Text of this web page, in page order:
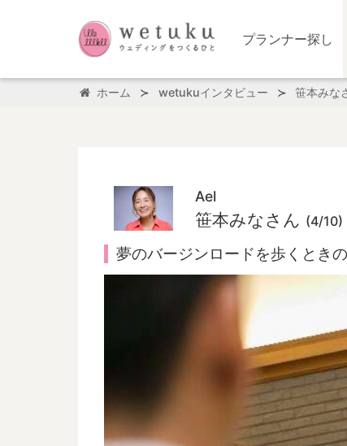
プランナー探し
ホーム wetukuインタビュー 笹本みな
Ael
笹本みなさん (4/10)
夢のバージンロードを歩くとき